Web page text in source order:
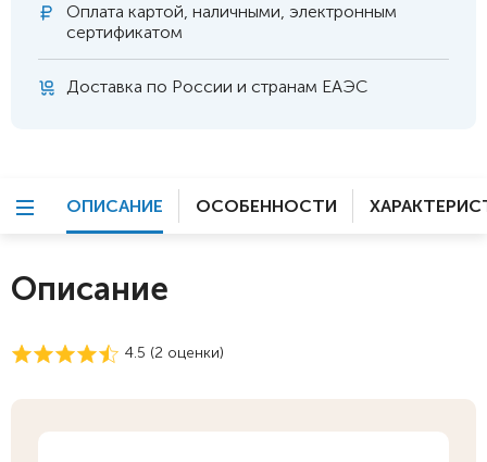
Оплата картой, наличными, электронным
сертификатом
Доставка по России и странам ЕАЭС
ОПИСАНИЕ ОСОБЕННОСТИ
Описание
4.5 (2 оценки)